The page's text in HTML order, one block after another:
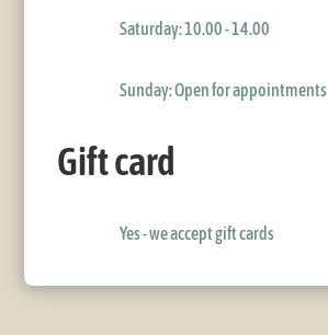
Saturday: 10.00 - 14.00
Sunday: Open for appointments
Gift card
Yes - we accept gift cards